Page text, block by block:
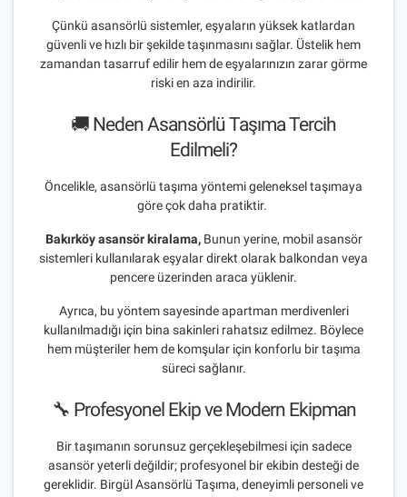
Çünkü asansörlü sistemler, eşyaların yüksek katlardan
güvenli ve hızlı bir şekilde taşınmasını sağlar. Üstelik hem
zamandan tasarruf edilir hem de eşyalarınızın zarar görme
riski en aza indirilir.
🚚 Neden Asansörlü Taşıma Tercih
Edilmeli?
Öncelikle, asansörlü taşıma yöntemi geleneksel taşımaya
göre çok daha pratiktir.
Bakırköy asansör kiralama,Bunun yerine, mobil asansör
sistemleri kullanılarak eşyalar direkt olarak balkondan veya
pencere üzerinden araca yüklenir.
Ayrıca, bu yöntem sayesinde apartman merdivenleri
kullanılmadığı için bina sakinleri rahatsız edilmez. Böylece
hem müşteriler hem de komşular için konforlu bir taşıma
süreci sağlanır.
🔧 Profesyonel Ekip ve Modern Ekipman
Bir taşımanın sorunsuz gerçekleşebilmesi için sadece
asansör yeterli değildir; profesyonel bir ekibin desteği de
gereklidir. Birgül Asansörlü Taşıma, deneyimli personeli ve